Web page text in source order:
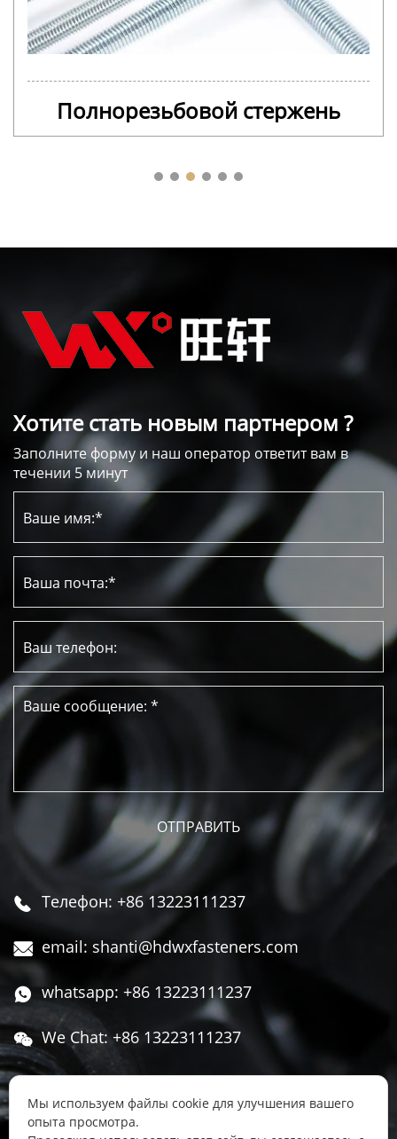
Полнорезьбовой стержень
Хотите стать новым партнером ?
Заполните форму и наш оператор ответит вам в
течении 5 минут
 Телефон: +86 13223111237
 email: shanti@hdwxfasteners.com
 whatsapp: +86 13223111237
 We Chat: +86 13223111237
Адрес: Северная часть Западной улицы,
Чжоуцунь, поселок Сису, район Юннянь,
город Ханьдань, провинция Хэбэй, Китай
Мы используем файлы cookie для улучшения вашего
опыта просмотра.